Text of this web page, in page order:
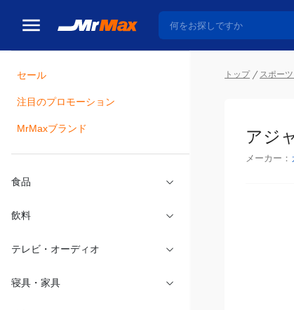
セール
注目のプロモーション
MrMaxブランド
食品
飲料
テレビ・オーディオ
寝具・家具
トップ スポー
アジ
メーカー：